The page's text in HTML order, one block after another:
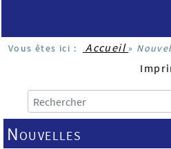
Vous êtes ici : Accueil »
Nouvelles